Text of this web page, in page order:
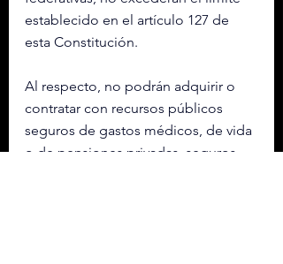
establecido en el artículo 127 de
esta Constitución.
Al respecto, no podrán adquirir o
contratar con recursos públicos
seguros de gastos médicos, de vida
o de pensiones privadas, seguros